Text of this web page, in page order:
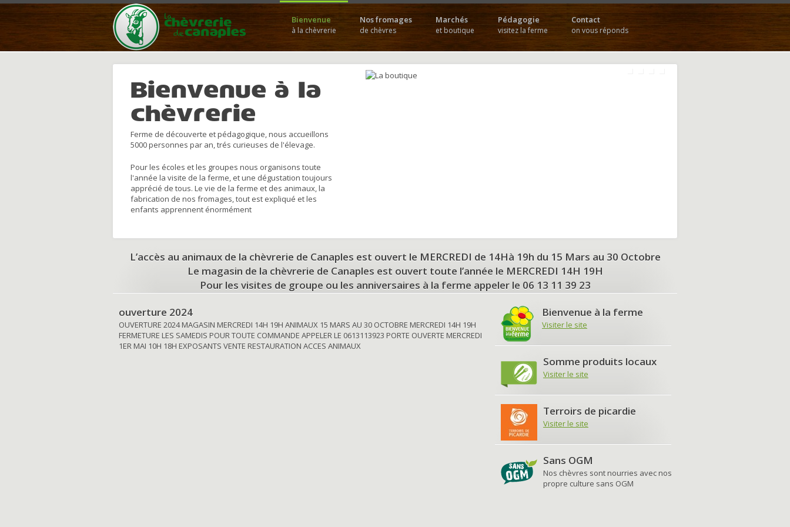
Bienvenue
à la chèvrerie
Nos fromages
de chèvres
Marchés
et boutique
Pédagogie
visitez la ferme
Contact
on vous réponds
Bienvenue à la
chèvrerie
Ferme de découverte et pédagogique, nous accueillons
5000 personnes par an, trés curieuses de l'élevage.
Pour les écoles et les groupes nous organisons toute
l'année la visite de la ferme, et une dégustation toujours
apprécié de tous. Le vie de la ferme et des animaux, la
fabrication de nos fromages, tout est expliqué et les
enfants apprennent énormément
L’accès au animaux de la chèvrerie de Canaples est ouvert le MERCREDI de 14Hà 19h du 15 Mars au 30 Octobre
Le magasin de la chèvrerie de Canaples est ouvert toute l’année le MERCREDI 14H 19H
Pour les visites de groupe ou les anniversaires à la ferme appeler le 06 13 11 39 23
ouverture 2024
OUVERTURE 2024 MAGASIN MERCREDI 14H 19H ANIMAUX 15 MARS AU 30 OCTOBRE MERCREDI 14H 19H
FERMETURE LES SAMEDIS POUR TOUTE COMMANDE APPELER LE 0613113923 PORTE OUVERTE MERCREDI
1ER MAI 10H 18H EXPOSANTS VENTE RESTAURATION ACCES ANIMAUX
Bienvenue à la ferme
Visiter le site
Somme produits locaux
Visiter le site
Terroirs de picardie
Visiter le site
Sans OGM
Nos chèvres sont nourries avec nos
propre culture sans OGM